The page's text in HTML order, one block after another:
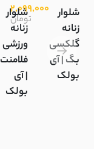
شلوار
زنانه
گلکسی
بگ | آی
بولک
2,099,000
تومان
شلوار
زنانه
ورزشی
فلامنت
| آی
بولک